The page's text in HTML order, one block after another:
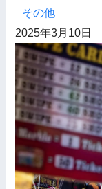
その他
2025年3月10日